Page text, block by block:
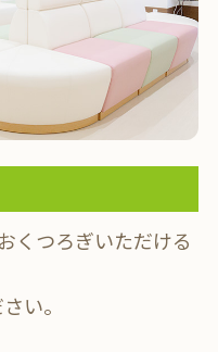
くつろぎいただける
い。